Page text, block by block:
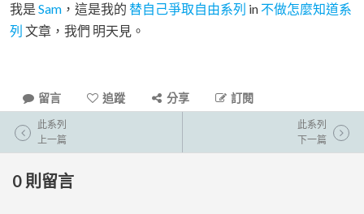
我是 Sam ，這是我的 替自己爭取自由系列 in 不做怎麼知道系
列 文章，我們 明天見。
留言 追蹤 分享 訂閱
此系列
上一篇
此系列
下一篇
0 則留言